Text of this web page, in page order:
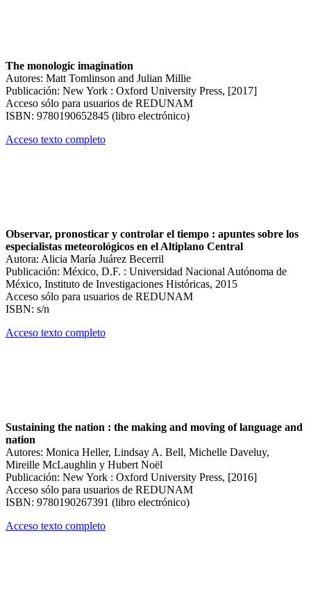
The monologic imagination
Autores: Matt Tomlinson and Julian Millie
Publicación: New York : Oxford University Press, [2017]
Acceso sólo para usuarios de REDUNAM
ISBN: 9780190652845 (libro electrónico)
Acceso texto completo
Observar, pronosticar y controlar el tiempo : apuntes sobre los
especialistas meteorológicos en el Altiplano Central
Autora: Alicia María Juárez Becerril
Publicación: México, D.F. : Universidad Nacional Autónoma de
México, Instituto de Investigaciones Históricas, 2015
Acceso sólo para usuarios de REDUNAM
ISBN: s/n
Acceso texto completo
Sustaining the nation : the making and moving of language and
nation
Autores: Monica Heller, Lindsay A. Bell, Michelle Daveluy,
Mireille McLaughlin y Hubert Noël
Publicación: New York : Oxford University Press, [2016]
Acceso sólo para usuarios de REDUNAM
ISBN: 9780190267391 (libro electrónico)
Acceso texto completo